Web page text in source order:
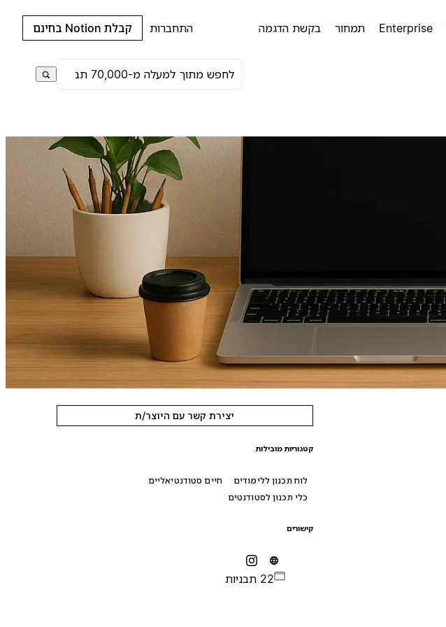
Enterprise תמחור בקשת הדגמה התחברות קבלת Notion בחינם
יצירת קשר עם היוצר/ת
קטגוריות מובילות
לוח תכנון ללימודים
חיים סטודנטיאליים
כלי תכנון לסטודנטים
קישורים
22 תבניות